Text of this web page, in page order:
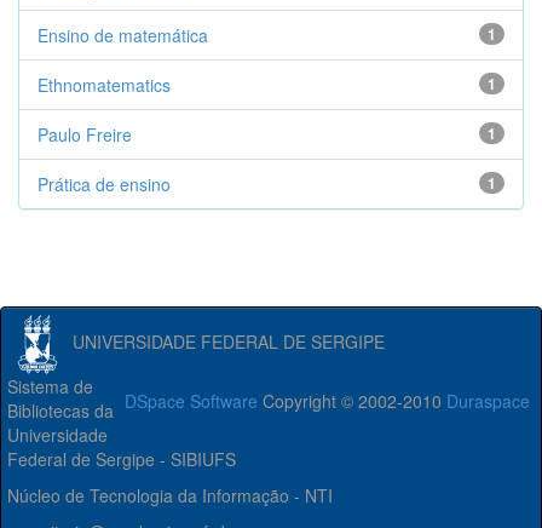
1
Ensino de matemática
1
Ethnomatematics
1
Paulo Freire
1
Prática de ensino
UNIVERSIDADE FEDERAL DE SERGIPE
DSpace Software Copyright © 2002-2010 Duraspace
Sistema de
Bibliotecas da
Universidade
Federal de Sergipe - SIBIUFS
Núcleo de Tecnologia da Informação - NTI